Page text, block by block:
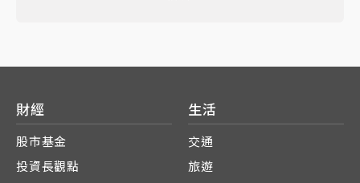
財經
股市基金
投資長觀點
生活
交通
旅遊